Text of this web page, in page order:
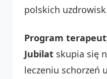
polskich
Program
Jubilat skupia się
leczeniu schorzeń